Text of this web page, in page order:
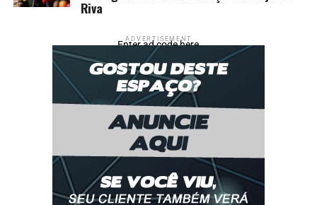
NÚMEROS
REDUZ SOJA TURBO USDA
Mais de 23 milhões de brasileiros fortalecem o agro
com união e práticas sustentáveis
Governo federal entrega máquinas agrícolas a
municípios de SC
Riva
ADVERTISEMENT
Enter ad code here